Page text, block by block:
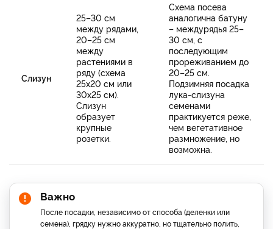
Слизун
25–30 см
между рядами,
20–25 см
между
растениями в
ряду (схема
25х20 см или
30х25 см).
Слизун
образует
крупные
розетки.
Схема посева
аналогична батуну
– междурядья 25–
30 см, с
последующим
прореживанием до
20–25 см.
Подзимняя посадка
лука-слизуна
семенами
практикуется реже,
чем вегетативное
размножение, но
возможна.
Важно
После посадки, независимо от способа (деленки или
семена), грядку нужно аккуратно, но тщательно полить,